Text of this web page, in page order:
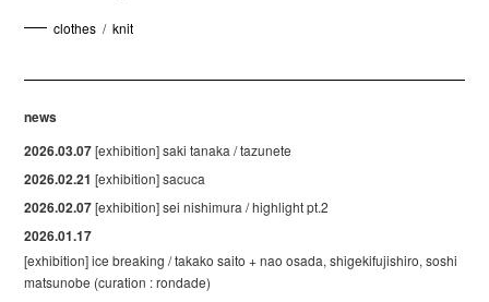
clothes / knit
news
2026.03.07[exhibition] saki tanaka / tazunete
2026.02.21 [exhibition] sacuca
2026.02.07[exhibition] sei nishimura / highlight pt.2
2026.01.17
[exhibition] ice breaking / takako saito + nao osada, shigekifujishiro, soshi
matsunobe (curation : rondade)